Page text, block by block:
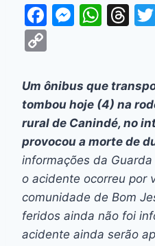
F
e
b
o
o
k
M
s
e
n
g
er
W
s
A
p
p
T
a
d
s
p
y
Li
n
k
Um ônibus que
tombou hoje (4) na
rural de Canindé, no
provocou a morte de
informações da
o acidente ocorreu por
comunidade de Bom
feridos ainda não foi
acidente ainda serão